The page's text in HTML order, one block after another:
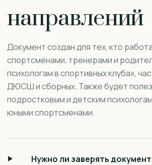
направлений
Документ создан для тех, кто
спортсменами, тренерами и
психологам в спортивных клубах,
ДЮСШ и сборных. Также будет
подростковым и детским
юными спортсменами.
Нужно ли заверять